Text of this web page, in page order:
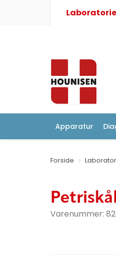
Apparatur
Forside
Varenummer: